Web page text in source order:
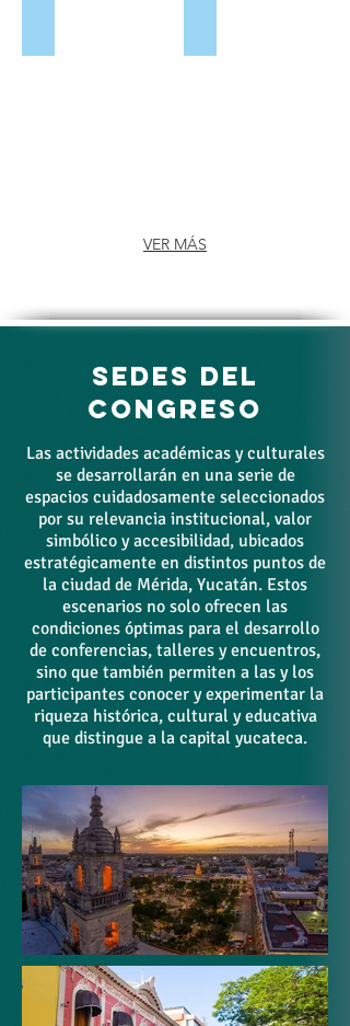
VER MÁS
SEDES DEL
CONGRESO
Las actividades académicas y culturales
se desarrollarán en una serie de
espacios cuidadosamente seleccionados
por su relevancia institucional, valor
simbólico y accesibilidad, ubicados
estratégicamente en distintos puntos de
la ciudad de Mérida, Yucatán. Estos
escenarios no solo ofrecen las
condiciones óptimas para el desarrollo
de conferencias, talleres y encuentros,
sino que también permiten a las y los
participantes conocer y experimentar la
riqueza histórica, cultural y educativa
que distingue a la capital yucateca.